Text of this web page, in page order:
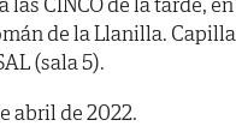
de la Llanilla. Capilla
(sala 5).
abril de 2022.